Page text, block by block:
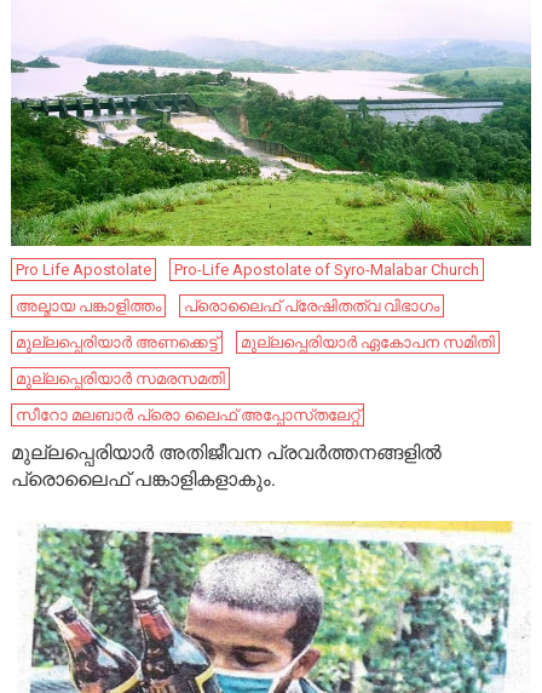
Pro Life Apostolate
Pro-Life Apostolate of Syro-Malabar Church
അല്മായ പങ്കാളിത്തം
പ്രൊലൈഫ്‌ പ്രേഷിതത്വ വിഭാഗം
മുല്ലപ്പെരിയാര്‍ അണക്കെട്ട്
മുല്ലപ്പെരിയാർ ഏകോപന സമിതി
മുല്ലപ്പെരിയാർ സമരസമതി
സീറോ മലബാർ പ്രൊ ലൈഫ് അപ്പോസ്‌തലേറ്റ്
മുല്ലപ്പെരിയാർ അതിജീവന പ്രവർത്തനങ്ങളിൽ
പ്രൊലൈഫ് പങ്കാളികളാകും.